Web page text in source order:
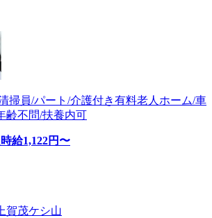
掃員/パート/介護付き有料老人ホーム/車
齢不問/扶養内可
時給1,122円〜
賀茂ケシ山